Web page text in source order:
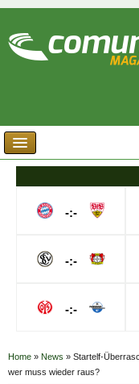
-:-
-:-
-:-
Home » News » Startelf-
wer muss wieder raus?